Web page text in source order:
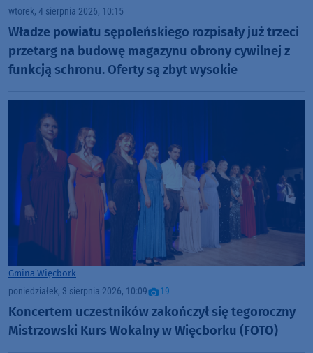
wtorek, 4 sierpnia 2026, 10:15
Władze powiatu sępoleńskiego rozpisały już trzeci
przetarg na budowę magazynu obrony cywilnej z
funkcją schronu. Oferty są zbyt wysokie
Gmina Więcbork
poniedziałek, 3 sierpnia 2026, 10:09 19
Koncertem uczestników zakończył się tegoroczny
Mistrzowski Kurs Wokalny w Więcborku (FOTO)